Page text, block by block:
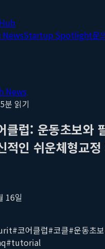
Hub
NewsStartup Spotlight문
News
5분 읽기
클럽: 운동초보와
적인 쉬운체형교
16일
#코어클럽#코클#운동초보
#tutorial